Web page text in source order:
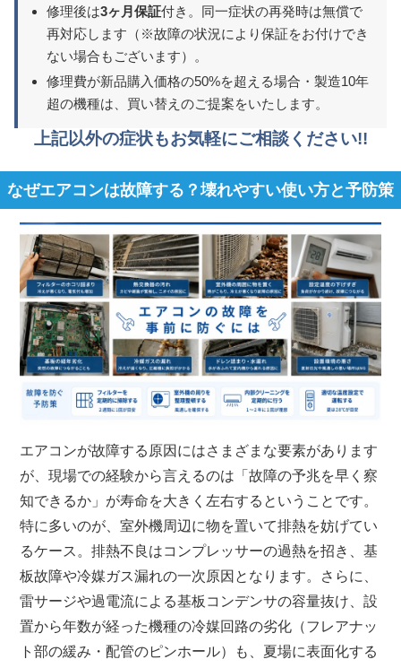
修理後は3ヶ月保証付き。同一症状の再発時は無償で
再対応します（※故障の状況により保証をお付けでき
ない場合もございます）。
修理費が新品購入価格の50%を超える場合・製造10年
超の機種は、買い替えのご提案をいたします。
上記以外の症状もお気軽にご相談ください!!
なぜエアコンは故障する？壊れやすい使い方と予防策
エアコンが故障する原因にはさまざまな要素があります
が、現場での経験から言えるのは「故障の予兆を早く察
知できるか」が寿命を大きく左右するということです。
特に多いのが、室外機周辺に物を置いて排熱を妨げてい
るケース。排熱不良はコンプレッサーの過熱を招き、基
板故障や冷媒ガス漏れの一次原因となります。さらに、
雷サージや過電流による基板コンデンサの容量抜け、設
置から年数が経った機種の冷媒回路の劣化（フレアナッ
ト部の緩み・配管のピンホール）も、夏場に表面化する